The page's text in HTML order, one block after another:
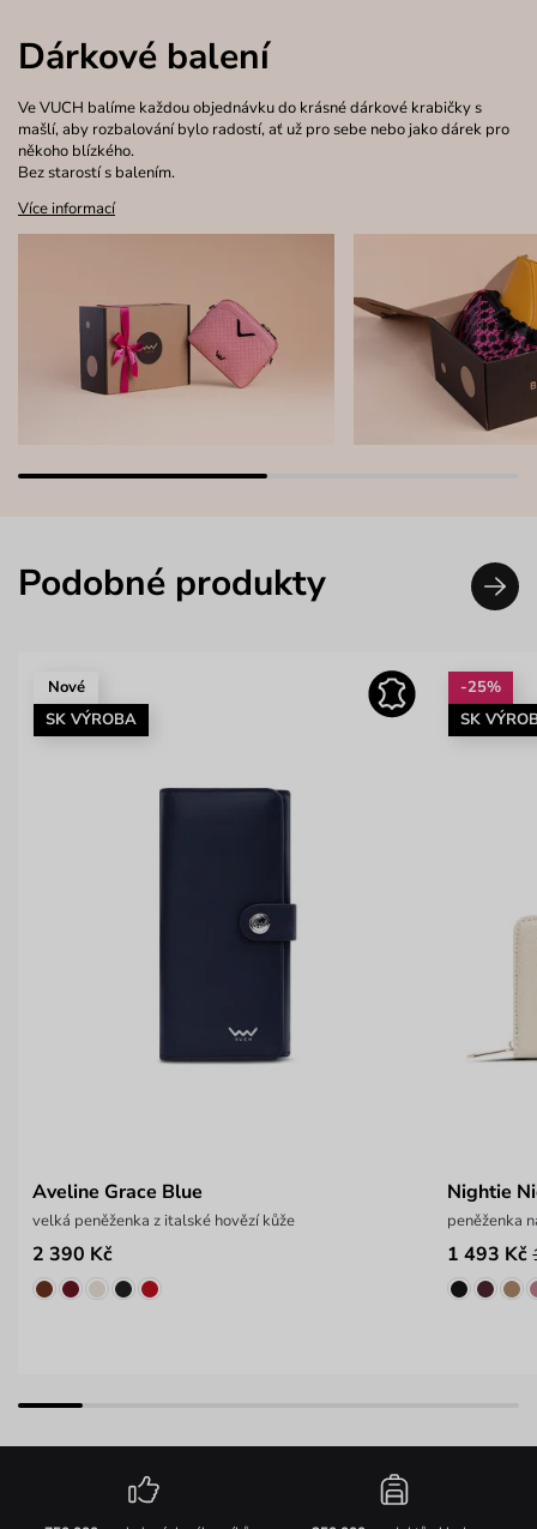
Dárkové balení
Ve VUCH balíme každou objednávku do krásné dárkové krabičky s
mašlí, aby rozbalování bylo radostí, ať už pro sebe nebo jako dárek pro
někoho blízkého.
Bez starostí s balením.
Více informací
Podobné produkty
Nové
SK VÝROBA
Aveline Grace Blue
velká peněženka z italské hovězí kůže
2 390 Kč
-25%
SK
Nightie
peněženka
1 493 Kč